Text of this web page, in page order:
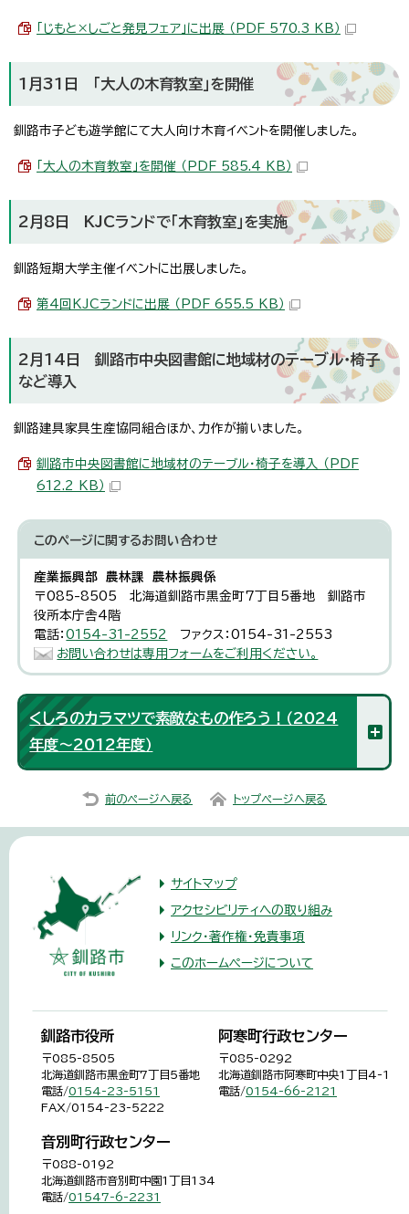
「じもと×しごと発見フェア」に出展 （PDF 570.3 KB）
1月31日 「大人の木育教室」を開催
釧路市子ども遊学館にて大人向け木育イベントを開催しました。
「大人の木育教室」を開催 （PDF 585.4 KB）
2月8日 KJCランドで「木育教室」を実施
釧路短期大学主催イベントに出展しました。
第4回KJCランドに出展 （PDF 655.5 KB）
2月14日 釧路市中央図書館に地域材のテーブル・椅子
など導入
釧路建具家具生産協同組合ほか、力作が揃いました。
釧路市中央図書館に地域材のテーブル・椅子を導入 （PDF
612.2 KB）
このページに関するお問い合わせ
産業振興部 農林課 農林振興係
〒085-8505 北海道釧路市黒金町7丁目5番地 釧路市
役所本庁舎4階
電話：0154-31-2552
ファクス：0154-31-2553
お問い合わせは専用フォームをご利用ください。
くしろのカラマツで素敵なもの作ろう！（2024
年度～2012年度）
前のページへ戻る トップページへ戻る
サイトマップ
アクセシビリティへの取り組み
リンク・著作権・免責事項
このホームページについて
釧路市役所
〒085-8505
北海道釧路市黒金町7丁目5番地
電話/0154-23-5151
FAX/0154-23-5222
阿寒町行政センター
〒085-0292
北海道釧路市阿寒町中央1丁目4-1
電話/0154-66-2121
音別町行政センター
〒088-0192
北海道釧路市音別町中園1丁目134
電話/01547-6-2231